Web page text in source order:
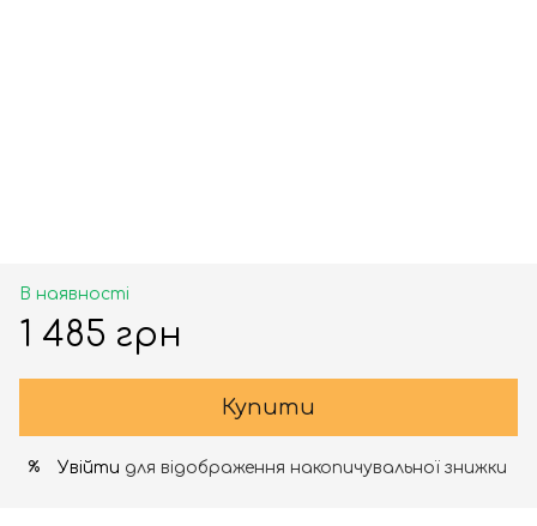
В наявності
1 485 грн
Купити
% Увійти для відображення накопичувальної знижки